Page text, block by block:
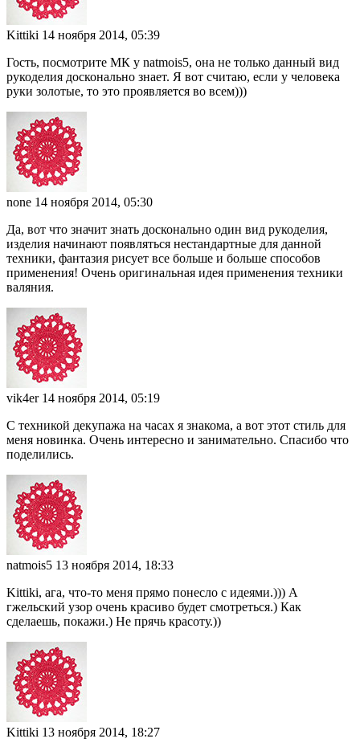
Kittiki 14 ноября 2014, 05:39
Гость, посмотрите МК у natmois5, она не только данный вид
рукоделия досконально знает. Я вот считаю, если у человека
руки золотые, то это проявляется во всем)))
none 14 ноября 2014, 05:30
Да, вот что значит знать досконально один вид рукоделия,
изделия начинают появляться нестандартные для данной
техники, фантазия рисует все больше и больше способов
применения! Очень оригинальная идея применения техники
валяния.
vik4er 14 ноября 2014, 05:19
С техникой декупажа на часах я знакома, а вот этот стиль для
меня новинка. Очень интересно и занимательно. Спасибо что
поделились.
natmois5 13 ноября 2014, 18:33
Kittiki, ага, что-то меня прямо понесло с идеями.))) А
гжельский узор очень красиво будет смотреться.) Как
сделаешь, покажи.) Не прячь красоту.))
Kittiki 13 ноября 2014, 18:27